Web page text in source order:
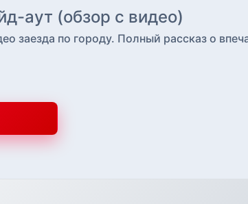
аут (обзор с видео)
заезда по городу. Полный рассказ о